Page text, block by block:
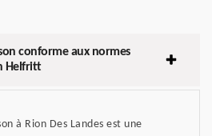
conforme aux normes
Helfritt
à Rion Des Landes est une